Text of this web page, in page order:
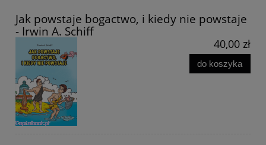
Jak powstaje bogactwo, i kiedy nie powstaje
- Irwin A. Schiff
40,00 zł
do koszyka